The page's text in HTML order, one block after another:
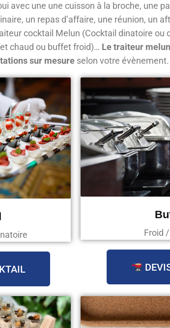
avec une une cuisson à la broche, une
un repas d’affaire, une réunion, un
cocktail Melun (Cocktail dinatoire ou
chaud ou buffet froid)… Le traiteur
sur mesureselon votre évènement.
Froid